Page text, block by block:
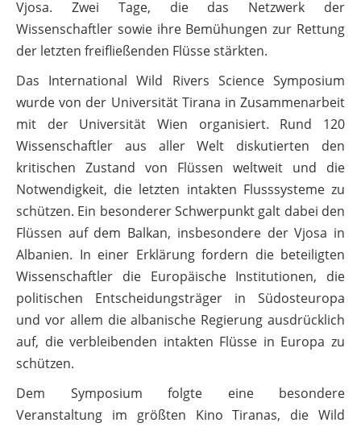
Vjosa. Zwei Tage, die das Netzwerk der
Wissenschaftler sowie ihre Bemühungen zur Rettung
der letzten freifließenden Flüsse stärkten.
Das International Wild Rivers Science Symposium
wurde von der Universität Tirana in Zusammenarbeit
mit der Universität Wien organisiert. Rund 120
Wissenschaftler aus aller Welt diskutierten den
kritischen Zustand von Flüssen weltweit und die
Notwendigkeit, die letzten intakten Flusssysteme zu
schützen. Ein besonderer Schwerpunkt galt dabei den
Flüssen auf dem Balkan, insbesondere der Vjosa in
Albanien. In einer Erklärung fordern die beteiligten
Wissenschaftler die Europäische Institutionen, die
politischen Entscheidungsträger in Südosteuropa
und vor allem die albanische Regierung ausdrücklich
auf, die verbleibenden intakten Flüsse in Europa zu
schützen.
Dem Symposium folgte eine besondere
Veranstaltung im größten Kino Tiranas, die Wild